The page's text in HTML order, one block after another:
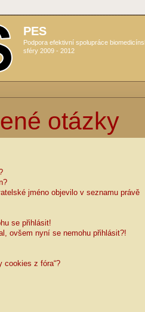
PES
Podpora efektivní spolupráce
sféry 2009 - 2012
otázky
jméno objevilo v seznamu právě
se přihlásit!
ovšem nyní se nemohu přihlásit?!
cookies z fóra“?